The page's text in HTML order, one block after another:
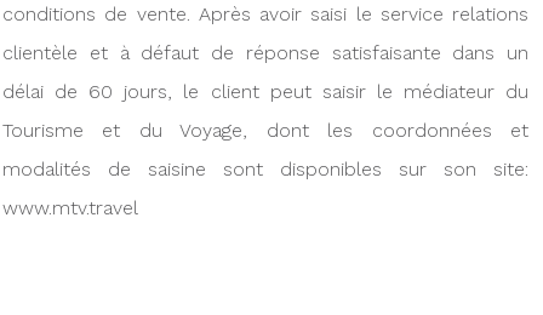
conditions de vente. Après avoir saisi le service relations
clientèle et à défaut de réponse satisfaisante dans un
délai de 60 jours, le client peut saisir le médiateur du
Tourisme et du Voyage, dont les coordonnées et
modalités de saisine sont disponibles sur son site:
www.mtv.travel